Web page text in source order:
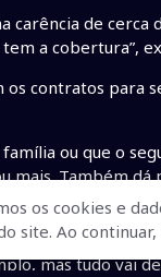
carência de
a cobertura”,
os contratos
ou que o
mais. Também
as parcelas a
mas tudo vai
os cookies e
site. Ao